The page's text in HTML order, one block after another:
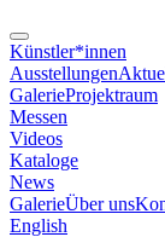
Künstler*innen
Ausstellungen
GalerieProjektraum
Messen
Videos
Kataloge
News
GalerieÜber uns
English